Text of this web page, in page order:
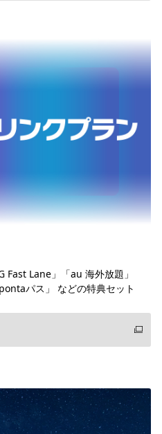
Lane」「au 海外放題」
パス」 などの特典セット